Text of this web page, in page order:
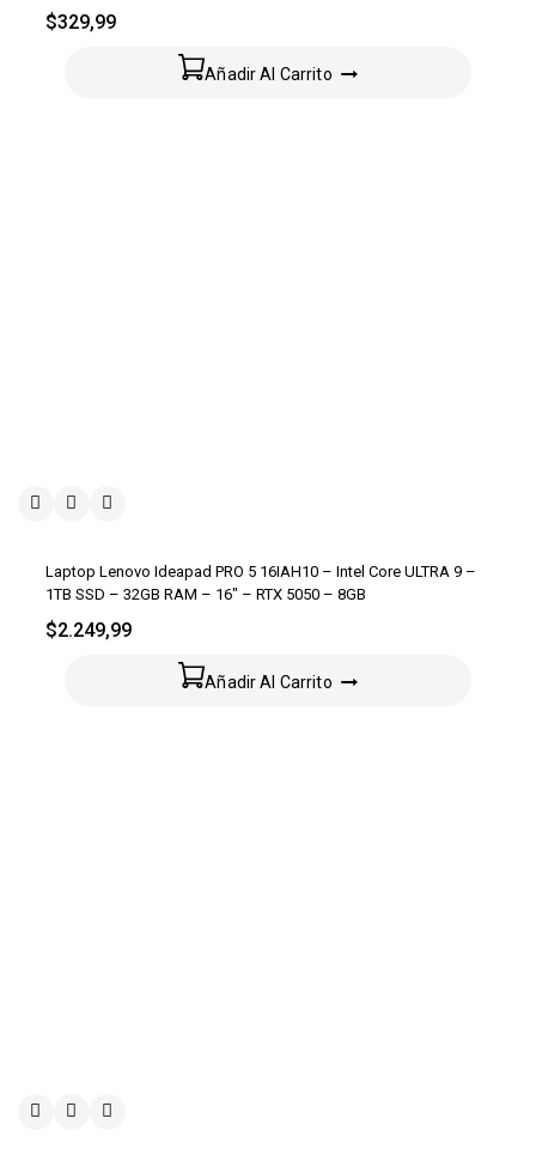
$329,99
Añadir Al Carrito
Laptop Lenovo Ideapad PRO 5 16IAH10 – Intel Core ULTRA 9 –
1TB SSD – 32GB RAM – 16″ – RTX 5050 – 8GB
$2.249,99
Añadir Al Carrito